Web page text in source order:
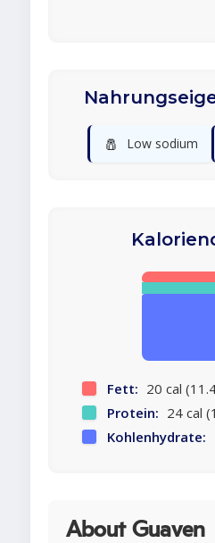
🧂 Low sodium
Fett: 20 cal
Protein: 24 cal
Kohlenhydrate:
About Guaven